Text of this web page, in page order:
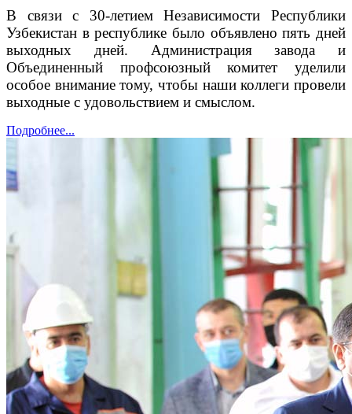
В связи с 30-летием Независимости Республики
Узбекистан в республике было объявлено пять дней
выходных дней. Администрация завода и
Объединенный профсоюзный комитет уделили
особое внимание тому, чтобы наши коллеги провели
выходные с удовольствием и смыслом.
Подробнее...